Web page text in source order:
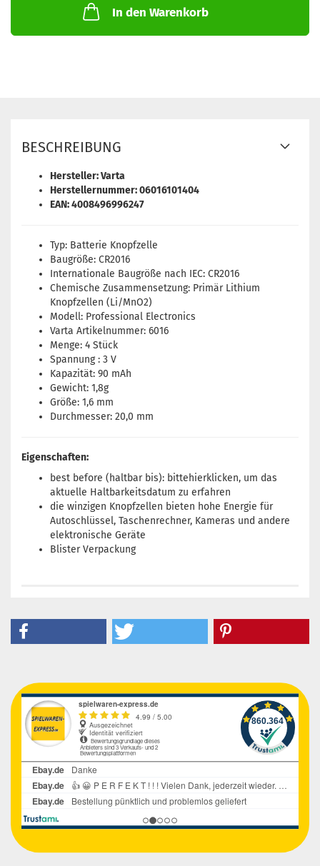
In den Warenkorb
BESCHREIBUNG
Hersteller: Varta
Herstellernummer: 06016101404
EAN: 4008496996247
Typ: Batterie Knopfzelle
Baugröße: CR2016
Internationale Baugröße nach IEC: CR2016
Chemische Zusammensetzung: Primär Lithium
Knopfzellen (Li/MnO2)
Modell: Professional Electronics
Varta Artikelnummer: 6016
Menge: 4 Stück
Spannung : 3 V
Kapazität: 90 mAh
Gewicht: 1,8g
Größe: 1,6 mm
Durchmesser: 20,0 mm
Eigenschaften:
best before (haltbar bis): bittehierklicken, um das
aktuelle Haltbarkeitsdatum zu erfahren
die winzigen Knopfzellen bieten hohe Energie für
Autoschlüssel, Taschenrechner, Kameras und andere
elektronische Geräte
Blister Verpackung